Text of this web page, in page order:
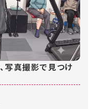
写真撮影で見つけ